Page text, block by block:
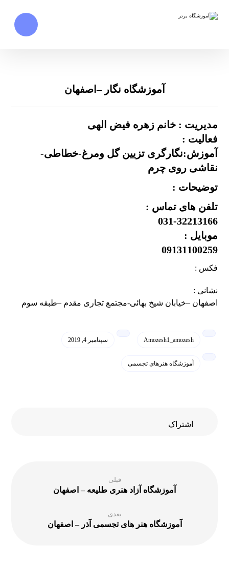
آموزشگاه نگار –اصفهان
مدیریت : خانم زهره فیض الهی
فعالیت :
آموزش:نگارگری تزیین گل ومرغ-خطاطی-
نقاشی روی چرم
توضیحات :
تلفن های تماس :
031-32213166
موبایل :
09131100259
فکس :
نشانی :
اصفهان –خیابان شیخ بهائی-مجتمع تجاری مقدم –طبقه سوم
Amozesh1_amozesh سپتامبر 4, 2019
آموزشگاه هنرهای تجسمی
قبلی
آموزشگاه آزاد هنری طلیعه – اصفهان
بعدی
آموزشگاه هنر های تجسمی آذر – اصفهان